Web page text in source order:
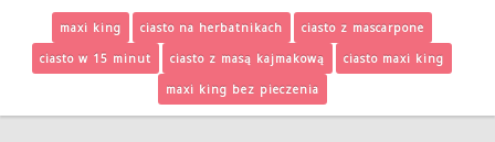
maxi king ciasto na herbatnikach
ciasto z mascarpone
ciasto w 15 minut
ciasto z masą kajmakową
ciasto maxi king
maxi king bez pieczenia